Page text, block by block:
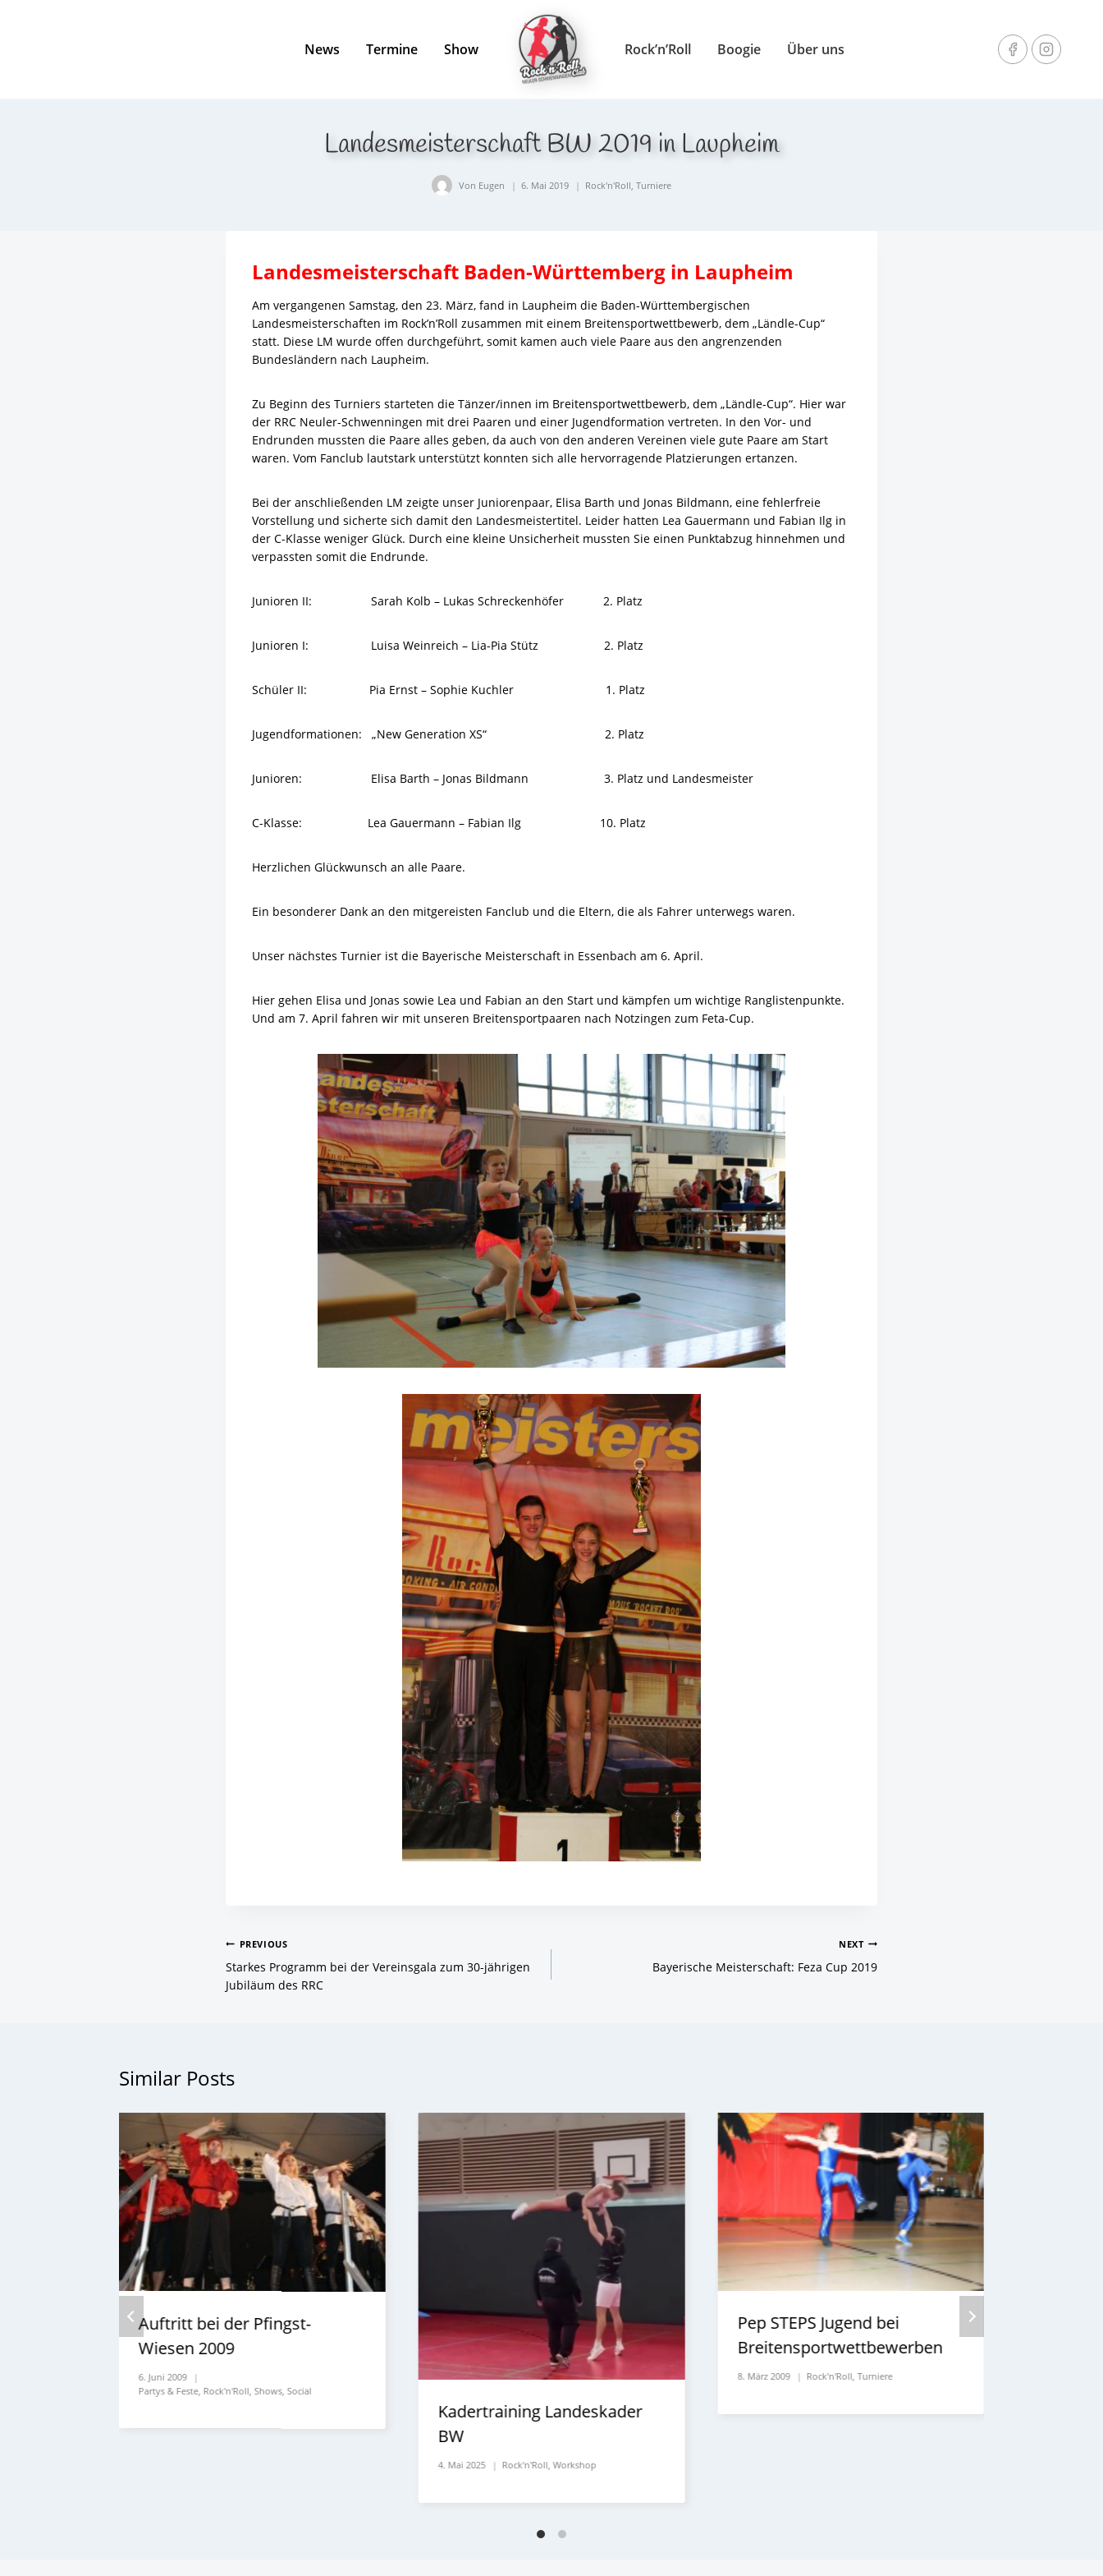
News Termine Show Rock’n’Roll Boogie Über uns
Landesmeisterschaft BW 2019 in Laupheim
Von Eugen 6. Mai 2019 Rock'n'Roll ,Turniere
Landesmeisterschaft Baden-Württemberg in Laupheim
Am vergangenen Samstag, den 23. März, fand in Laupheim die Baden-Württembergischen
Landesmeisterschaften im Rock’n’Roll zusammen mit einem Breitensportwettbewerb, dem „Ländle-Cup“
statt. Diese LM wurde offen durchgeführt, somit kamen auch viele Paare aus den angrenzenden
Bundesländern nach Laupheim.
Zu Beginn des Turniers starteten die Tänzer/innen im Breitensportwettbewerb, dem „Ländle-Cup“. Hier war
der RRC Neuler-Schwenningen mit drei Paaren und einer Jugendformation vertreten. In den Vor- und
Endrunden mussten die Paare alles geben, da auch von den anderen Vereinen viele gute Paare am Start
waren. Vom Fanclub lautstark unterstützt konnten sich alle hervorragende Platzierungen ertanzen.
Bei der anschließenden LM zeigte unser Juniorenpaar, Elisa Barth und Jonas Bildmann, eine fehlerfreie
Vorstellung und sicherte sich damit den Landesmeistertitel. Leider hatten Lea Gauermann und Fabian Ilg in
der C-Klasse weniger Glück. Durch eine kleine Unsicherheit mussten Sie einen Punktabzug hinnehmen und
verpassten somit die Endrunde.
Junioren II: Sarah Kolb – Lukas Schreckenhöfer 2. Platz
Junioren I: Luisa Weinreich – Lia-Pia Stütz 2. Platz
Schüler II: Pia Ernst – Sophie Kuchler 1. Platz
Jugendformationen: „New Generation XS“ 2. Platz
Junioren: Elisa Barth – Jonas Bildmann 3. Platz und Landesmeister
C-Klasse: Lea Gauermann – Fabian Ilg 10. Platz
Herzlichen Glückwunsch an alle Paare.
Ein besonderer Dank an den mitgereisten Fanclub und die Eltern, die als Fahrer unterwegs waren.
Unser nächstes Turnier ist die Bayerische Meisterschaft in Essenbach am 6. April.
Hier gehen Elisa und Jonas sowie Lea und Fabian an den Start und kämpfen um wichtige Ranglistenpunkte.
Und am 7. April fahren wir mit unseren Breitensportpaaren nach Notzingen zum Feta-Cup.
Beitragsnavigation
PREVIOUS
Starkes Programm bei der Vereinsgala zum 30-jährigen
Jubiläum des RRC
NEXT
Bayerische Meisterschaft: Feza Cup 2019
Similar Posts
Auftritt bei der Pfingst-
Wiesen 2009
6. Juni 2009
Partys & Feste, Rock'n'Roll Shows, Social
Kadertraining Landeskader
BW
4. Mai 2025 Rock'n'Roll ,Workshop
Pep STEPS Jugend bei
Breitensportwettbewerben
8. März 2009 Rock'n'Roll,Turniere